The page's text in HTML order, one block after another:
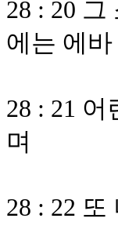
28 : 20
에는 에
28 : 21
며
28 : 22